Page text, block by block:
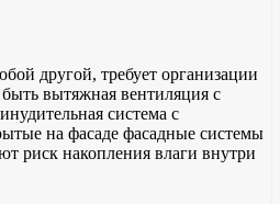
другой, требует организации
вытяжная вентиляция с
система с
на фасаде фасадные системы
риск накопления влаги внутри